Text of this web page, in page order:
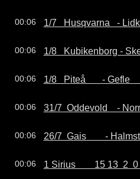
00:06 1/7   Husqvarna   -
00:06 1/8   Kubikenborg -
00:06 1/8   Piteå       - Gefle
00:06 31/7  Oddevold    -
00:06 26/7  Gais        -
00:06 1 Sirius        15 13  2